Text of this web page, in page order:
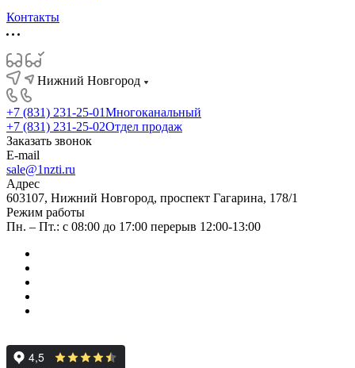
Контакты
Нижний Новгород
+7 (831) 231-25-01Многоканальный
+7 (831) 231-25-02Отдел продаж
Заказать звонок
E-mail
sale@1nzti.ru
Адрес
603107, Нижний Новгород, проспект Гагарина, 178/1
Режим работы
Пн. – Пт.: с 08:00 до 17:00 перерыв 12:00-13:00